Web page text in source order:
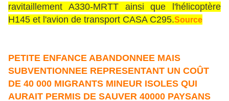
ravitaillement A330-MRTT ainsi que l'hélicoptère
H145 et l'avion de transport CASA C295.Source
PETITE ENFANCE ABANDONNEE MAIS
SUBVENTIONNEE REPRESENTANT UN COÛT
DE 40 000 MIGRANTS MINEUR ISOLES QUI
AURAIT PERMIS DE SAUVER 40000 PAYSANS